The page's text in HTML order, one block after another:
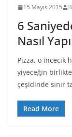
15 Mayıs 2015
6
Nasıl
Pizza, o incecik
yiyeceğin birlikte
çeşidinde sınır
Read More